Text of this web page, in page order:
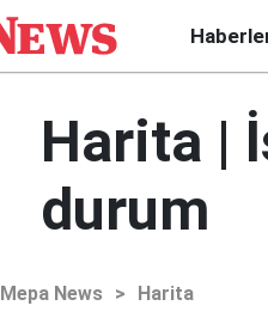
Harita |
durum
Mepa News > Harita